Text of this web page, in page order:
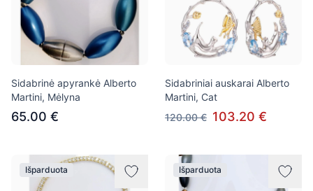
Sidabrinė apyrankė Alberto
Martini, Mėlyna
65.00 €
Sidabriniai auskarai Alberto
Martini, Cat
120.00 € 103.20 €
Išparduota Išparduota